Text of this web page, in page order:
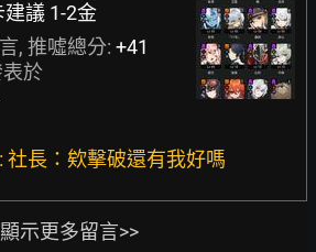
議 1-2金
, 推噓總分: +41
表於
: 社長：欸擊破還有我好嗎
顯示更多留言>>